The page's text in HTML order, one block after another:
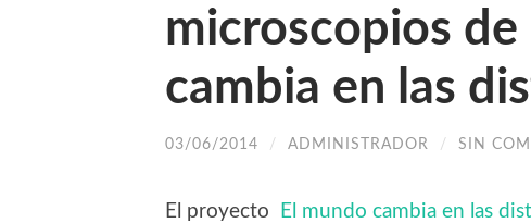
microscopios de
cambia en las
03/06/2014 / ADMINISTRADOR / SIN
El proyecto El mundo cambia en las